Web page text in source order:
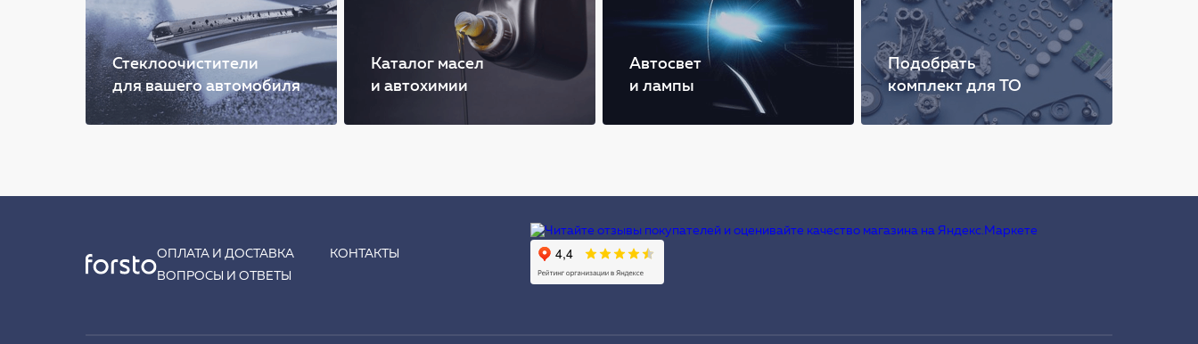
Стеклоочистители
для вашего автомобиля
Каталог масел
и автохимии
Автосвет
и лампы
Подобрать
комплект для ТО
ОПЛАТА И ДОСТАВКА
КОНТАКТЫ
ВОПРОСЫ И ОТВЕТЫ